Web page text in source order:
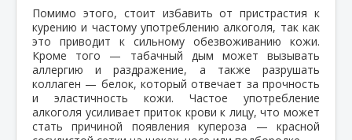
Помимо этого, стоит избавить от пристрастия к
курению и частому употреблению алкоголя, так как
это приводит к сильному обезвоживанию кожи.
Кроме того — табачный дым может вызывать
аллергию и раздражение, а также разрушать
коллаген — белок, который отвечает за прочность
и эластичность кожи. Частое употребление
алкоголя усиливает приток крови к лицу, что может
стать причиной появления купероза — красной